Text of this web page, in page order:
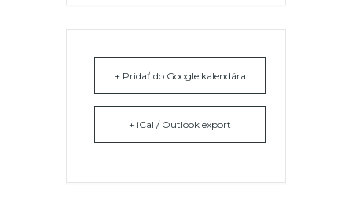
+ Pridať do Google kalendára
+ iCal / Outlook export